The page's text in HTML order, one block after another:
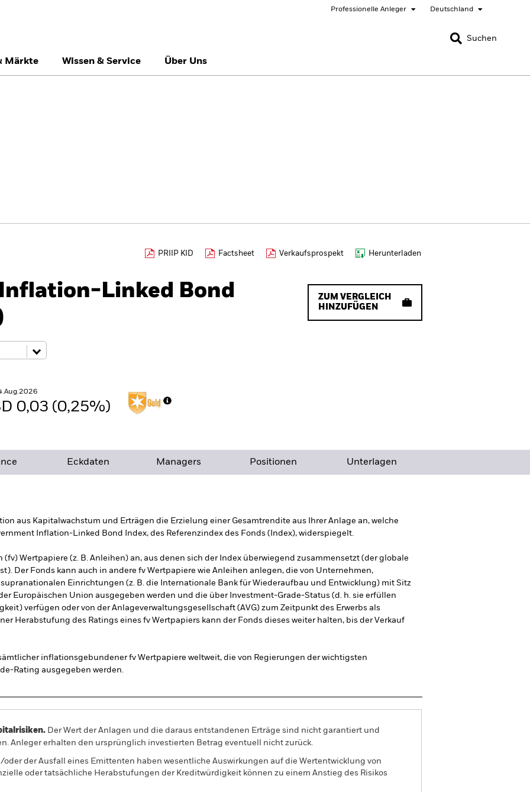
Professionelle Anleger Deutschland
SCHLIESSEN
SCHLIESSEN
Suchen
Märkte Wissen & Service Über Uns
PRIIP KID Factsheet Verkaufsprospekt Herunterladen
Linked Bond
ZUM VERGLEICH
HINZUFÜGEN
0,03 (0,25%)
Eckdaten Managers Positionen Unterlagen
aus Kapitalwachstum und Erträgen die Erzielung einer Gesamtrendite aus Ihrer Anlage an, welche
Inflation-Linked Bond Index, des Referenzindex des Fonds (Index), widerspiegelt.
Wertpapiere (z. B. Anleihen) an, aus denen sich der Index überwiegend zusammensetzt (der globale
Der Fonds kann auch in andere fv Wertpapiere wie Anleihen anlegen, die von Unternehmen,
Einrichtungen (z. B. die Internationale Bank für Wiederaufbau und Entwicklung) mit Sitz
Europäischen Union ausgegeben werden und die über Investment-Grade-Status (d. h. sie erfüllen
verfügen oder von der Anlageverwaltungsgesellschaft (AVG) zum Zeitpunkt des Erwerbs als
Herabstufung des Ratings eines fv Wertpapiers kann der Fonds dieses weiter halten, bis der Verkauf
inflationsgebundener fv Wertpapiere weltweit, die von Regierungen der wichtigsten
Rating ausgegeben werden.
Der Wert der Anlagen und die daraus entstandenen Erträge sind nicht garantiert und
Anleger erhalten den ursprünglich investierten Betrag eventuell nicht zurück.
der Ausfall eines Emittenten haben wesentliche Auswirkungen auf die Wertentwicklung von
oder tatsächliche Herabstufungen der Kreditwürdigkeit können zu einem Anstieg des Risikos